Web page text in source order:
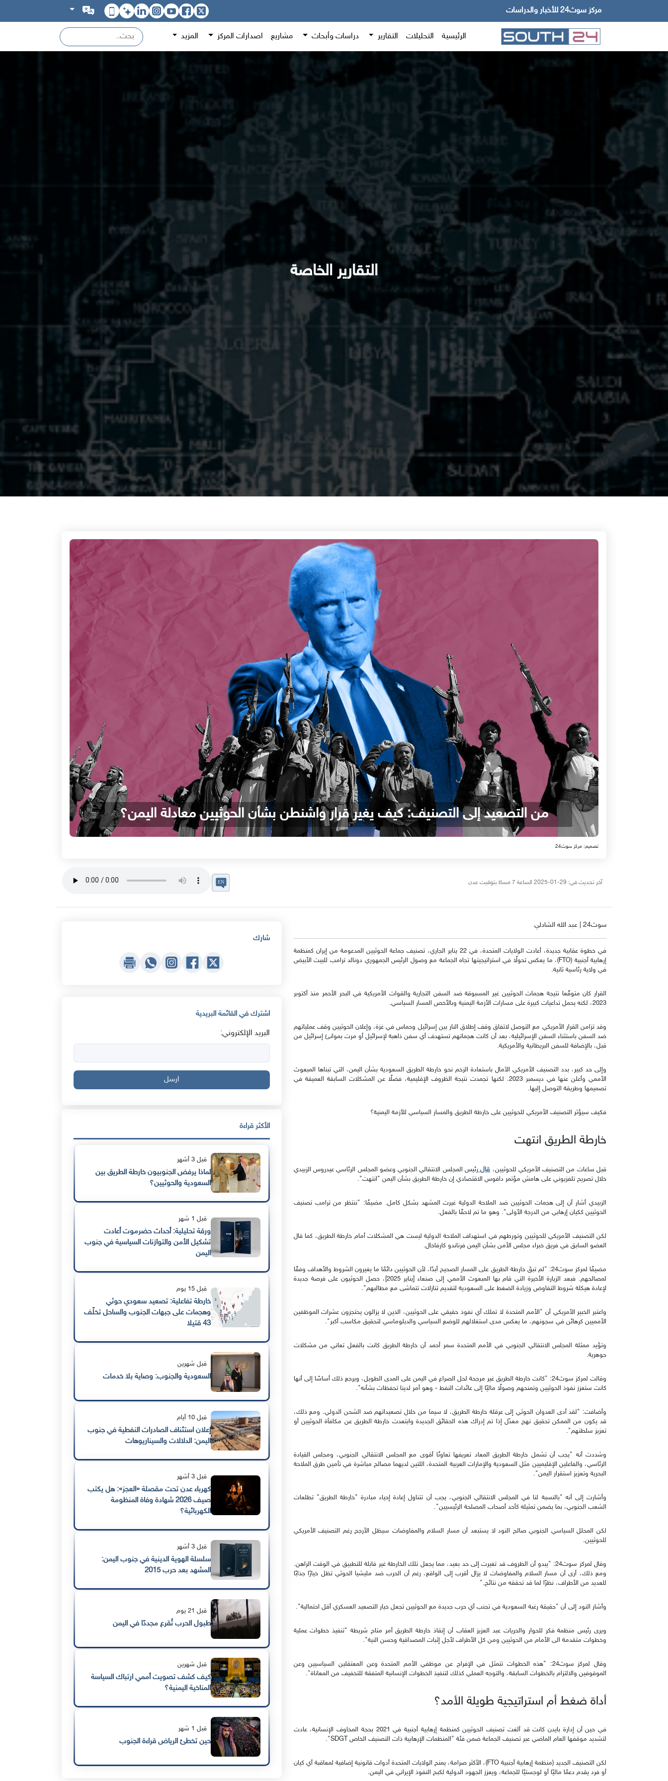
مركز سوث24 للأخبار والدراسات
الرئيسية التحليلات التقارير دراسات وأبحاث مشاريع اصدارات المركز المزيد
التقارير الخاصة
من التصعيد إلى التصنيف: كيف يغير قرار واشنطن بشأن الحوثيين معادلة اليمن؟
تصميم: مركز سوث24
آخر تحديث في: 29-01-2025 الساعة 7 مساءً بتوقيت عدن
سوث24 | عبد الله الشادلي
في خطوة عقابية جديدة، أعادت الولايات المتحدة، في 22 يناير الجاري، تصنيف جماعة الحوثيين المدعومة من إيران كمنظمة
إرهابية أجنبية (FTO)، ما يعكس تحولًا في استراتيجيتها تجاه الجماعة مع وصول الرئيس الجمهوري دونالد ترامب للبيت الأبيض
في ولاية رئاسية ثانية.
القرار كان متوقًعا نتيجة هجمات الحوثيين غير المسبوقة ضد السفن التجارية والقوات الأمريكية في البحر الأحمر منذ أكتوبر
2023، لكنه يحمل تداعيات كبيرة على مسارات الأزمة اليمنية وبالأخص المسار السياسي.
وقد تزامن القرار الأمريكي مع التوصل لاتفاق وقف إطلاق النار بين إسرائيل وحماس في غزة، وإعلان الحوثيين وقف عملياتهم
ضد السفن باستثناء السفن الإسرائيلية، بعد أن كانت هجماتهم تستهدف أي سفن ذاهبة لإسرائيل أو مرت بموانئ إسرائيل من
قبل، بالإضافة للسفن البريطانية والأمريكية.
وإلى حد كبير، بدد التصنيف الأمريكي الآمال باستعادة الزخم نحو خارطة الطريق السعودية بشأن اليمن، التي تبناها المبعوث
الأممي وأعلن عنها في ديسمبر 2023. لكنها تجمدت نتيجة الظروف الإقليمية، فضلًا عن المشكلات السابقة العميقة في
تصميمها وطريقة التوصل إليها.
فكيف سيؤثر التصنيف الأمريكي للحوثيين على خارطة الطريق والمسار السياسي للأزمة اليمنية؟
خارطة الطريق انتهت
قبل ساعات من التصنيف الأمريكي للحوثيين، قال رئيس المجلس الانتقالي الجنوبي وعضو المجلس الرئاسي عيدروس الزبيدي
خلال تصريح تلفزيوني على هامش مؤتمر دافوس الاقتصادي إن خارطة الطريق بشأن اليمن "انتهت".
الزبيدي أشار أن إلى هجمات الحوثيين ضد الملاحة الدولية غيرت المشهد بشكل كامل. مضيفًا: "ننتظر من ترامب تصنيف
الحوثيين ككيان إرهابي من الدرجة الأولى". وهو ما تم لاحقًا بالفعل.
لكن التصنيف الأمريكي للحوثيين وتورطهم في استهداف الملاحة الدولية ليست هي المشكلات أمام خارطة الطريق، كما قال
العضو السابق في فريق خبراء مجلس الأمن بشأن اليمن فرناندو كارفاخال.
مضيفًا لمركز سوث24: "لم تبقَ خارطة الطريق على المسار الصحيح أبدًا، لأن الحوثيين دائمًا ما يغيرون الشروط والأهداف وفقًا
لمصالحهم. فبعد الزيارة الأخيرة التي قام بها المبعوث الأممي إلى صنعاء [يناير 2025]، حصل الحوثيون على فرصة جديدة
لإعادة هيكلة شروط التفاوض وزيادة الضغط على السعودية لتقديم تنازلات تتماشى مع مطالبهم".
واعتبر الخبير الأمريكي أن "الأمم المتحدة لا تملك أي نفوذ حقيقي على الحوثيين، الذين لا يزالون يحتجزون عشرات الموظفين
الأمميين كرهائن في سجونهم، ما يعكس مدى استغلالهم للوضع السياسي والدبلوماسي لتحقيق مكاسب أكبر".
وتؤيد ممثلة المجلس الانتقالي الجنوبي في الأمم المتحدة سمر أحمد أن خارطة الطريق كانت بالفعل تعاني من مشكلات
جوهرية.
وقالت لمركز سوث24: "كانت خارطة الطريق غير مرجحة لحل الصراع في اليمن على المدى الطويل، ويرجع ذلك أساسًا إلى أنها
كانت ستعزز نفوذ الحوثيين وتمنحهم وصولًا ماليًا إلى عائدات النفط - وهو أمر لدينا تحفظات بشأنه".
وأضافت: "لقد أدى العدوان الحوثي إلى عرقلة خارطة الطريق، لا سيما من خلال تصعيداتهم ضد الشحن الدولي. ومع ذلك،
قد يكون من الممكن تحقيق نهج معدّل إذا تم إدراك هذه الحقائق الجديدة وابتعدت خارطة الطريق عن مكافأة الحوثيين أو
تعزيز سلطتهم".
وشددت أنه "يجب أن تشمل خارطة الطريق المعاد تعريفها تعاونًا أقوى مع المجلس الانتقالي الجنوبي، ومجلس القيادة
الرئاسي، والفاعلين الإقليميين مثل السعودية والإمارات العربية المتحدة، اللتين لديهما مصالح مباشرة في تأمين طرق الملاحة
البحرية وتعزيز استقرار اليمن".
وأشارت إلى أنه "بالنسبة لنا في المجلس الانتقالي الجنوبي، يجب أن تتناول إعادة إحياء مبادرة "خارطة الطريق" تطلعات
الشعب الجنوبي، بما يضمن تمثيله كأحد أصحاب المصلحة الرئيسيين".
لكن المحلل السياسي الجنوبي صالح النود لا يستبعد أن مسار السلام والمفاوضات سيظل الأرجح رغم التصنيف الأمريكي
للحوثيين.
وقال لمركز سوث24: "يبدو أن الظروف قد تغيرت إلى حد بعيد، مما يجعل تلك الخارطة غير قابلة للتطبيق في الوقت الراهن.
ومع ذلك، أرى أن مسار السلام والمفاوضات لا يزال أقرب إلى الواقع، رغم أن الحرب ضد مليشيا الحوثي تظل خيارًا جذابًا
للعديد من الأطراف، نظرًا لما قد تحققه من نتائج."
وأشار النود إلى أن "حقيقة رغبة السعودية في تجنب أي حرب جديدة مع الحوثيين تجعل خيار التصعيد العسكري أقل احتمالية".
ويرى رئيس منظمة فكر للحوار والحريات عبد العزيز العقاب أن إنقاذ خارطة الطريق أمر متاح شريطة "تنفيذ خطوات عملية
وخطوات متقدمة الى الأمام من الحوثيين ومن كل الأطراف لأجل إثبات المصداقية وحسن النية".
وقال لمركز سوث24: "هذه الخطوات تتمثل في الإفراج عن موظفي الأمم المتحدة وعن المعتقلين السياسيين وعن
الموقوفين والالتزام بالخطوات السابقة، والتوجه العملي كذلك لتنفيذ الخطوات الإنسانية المتفقة للتخفيف من المعاناة".
أداة ضغط أم استراتيجية طويلة الأمد؟
في حين أن إدارة بايدن كانت قد ألغت تصنيف الحوثيين كمنظمة إرهابية أجنبية في 2021 بحجة المخاوف الإنسانية، عادت
لتشديد موقفها العام الماضي عبر تصنيف الجماعة ضمن فئة "المنظمات الإرهابية ذات التصنيف الخاص SDGT".
لكن التصنيف الجديد (منظمة إرهابية أجنبية FTO)، الأكثر صرامة، يمنح الولايات المتحدة أدوات قانونية إضافية لمعاقبة أي كيان
أو فرد يقدم دعمًا ماليًا أو لوجستيًا للجماعة، ويعزز الجهود الدولية لكبح النفوذ الإيراني في اليمن.
شارك
اشترك في القائمة البريدية
البريد الإلكتروني:
ارسل
الأكثر قراءة
قبل 3 أشهر
لماذا يرفض الجنوبيون خارطة الطريق بين
السعودية والحوثيين؟
قبل 1 شهر
ورقة تحليلية: أحداث حضرموت أعادت
تشكيل الأمن والتوازنات السياسية في جنوب
اليمن
قبل 15 يوم
خارطة تفاعلية: تصعيد سعودي حوثي
وهجمات على جبهات الجنوب والساحل تخلّف
43 قتيلا
قبل شهرين
السعودية والجنوب: وصاية بلا خدمات
قبل 10 أيام
إعلان استئناف الصادرات النفطية في جنوب
اليمن: الدلالات والسيناريوهات
قبل 3 أشهر
كهرباء عدن تحت مقصلة «العجز»: هل يكتب
صيف 2026 شهادة وفاة المنظومة
الكهربائية؟
قبل 3 أشهر
سلسلة الهوية الدينية في جنوب اليمن:
المشهد بعد حرب 2015
قبل 21 يوم
طبول الحرب تُقرع مجددًا في اليمن
قبل شهرين
كيف كشف تصويت أممي ارتباك السياسة
المناخية اليمنية؟
قبل 1 شهر
حين تخطئ الرياض قراءة الجنوب